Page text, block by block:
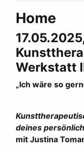
Home
Werkstatt
„Ich wäre so
deines
mit Justina